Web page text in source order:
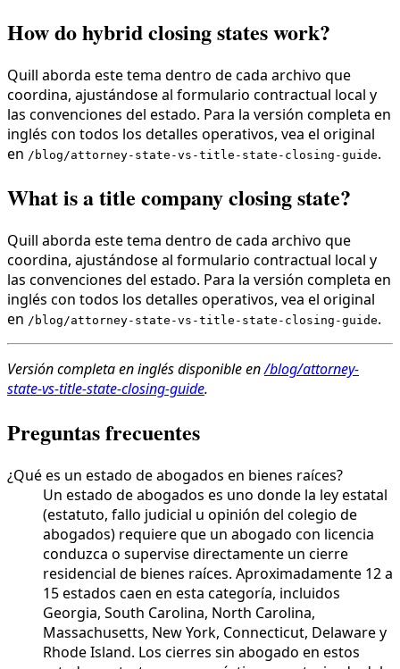
How do hybrid closing states work?
Quill aborda este tema dentro de cada archivo que
coordina, ajustándose al formulario contractual local y
las convenciones del estado. Para la versión completa en
inglés con todos los detalles operativos, vea el original
en /blog/attorney-state-vs-title-state-closing-guide.
What is a title company closing state?
Quill aborda este tema dentro de cada archivo que
coordina, ajustándose al formulario contractual local y
las convenciones del estado. Para la versión completa en
inglés con todos los detalles operativos, vea el original
en /blog/attorney-state-vs-title-state-closing-guide.
Versión completa en inglés disponible en/blog/attorney-
state-vs-title-state-closing-guide.
Preguntas frecuentes
¿Qué es un estado de abogados en bienes raíces?
Un estado de abogados es uno donde la ley estatal
(estatuto, fallo judicial u opinión del colegio de
abogados) requiere que un abogado con licencia
conduzca o supervise directamente un cierre
residencial de bienes raíces. Aproximadamente 12 a
15 estados caen en esta categoría, incluidos
Georgia, South Carolina, North Carolina,
Massachusetts, New York, Connecticut, Delaware y
Rhode Island. Los cierres sin abogado en estos